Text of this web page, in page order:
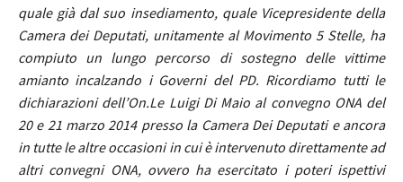
quale già dal suo insediamento, quale Vicepresidente della
Camera dei Deputati, unitamente al Movimento 5 Stelle, ha
compiuto un lungo percorso di sostegno delle vittime
amianto incalzando i Governi del PD. Ricordiamo tutti le
dichiarazioni dell’On.Le Luigi Di Maio al convegno ONA del
20 e 21 marzo 2014 presso la Camera Dei Deputati e ancora
in tutte le altre occasioni in cui è intervenuto direttamente ad
altri convegni ONA, ovvero ha esercitato i poteri ispettivi